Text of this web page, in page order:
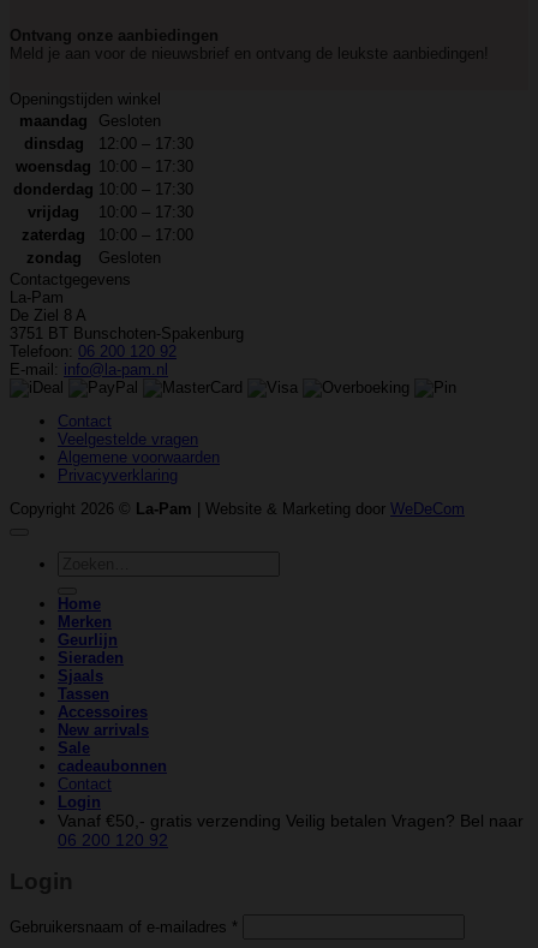
Ontvang onze aanbiedingen
Meld je aan voor de nieuwsbrief en ontvang de leukste aanbiedingen!
Openingstijden winkel
maandag
Gesloten
dinsdag
12:00 – 17:30
woensdag 10:00 – 17:30
donderdag 10:00 – 17:30
vrijdag
10:00 – 17:30
zaterdag
10:00 – 17:00
zondag
Gesloten
Contactgegevens
La-Pam
De Ziel 8 A
3751 BT Bunschoten-Spakenburg
Telefoon: 06 200 120 92
E-mail: info@la-pam.nl
Contact
Veelgestelde vragen
Algemene voorwaarden
Privacyverklaring
Copyright 2026 © La-Pam | Website & Marketing door WeDeCom
Home
Merken
Geurlijn
Sieraden
Sjaals
Tassen
Accessoires
New arrivals
Sale
cadeaubonnen
Contact
Login
Vanaf €50,- gratis verzending Veilig betalen Vragen? Bel naar
06 200 120 92
Login
Gebruikersnaam of e-mailadres *